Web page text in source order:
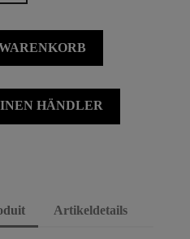
HÄNDLER
Artikeldetails